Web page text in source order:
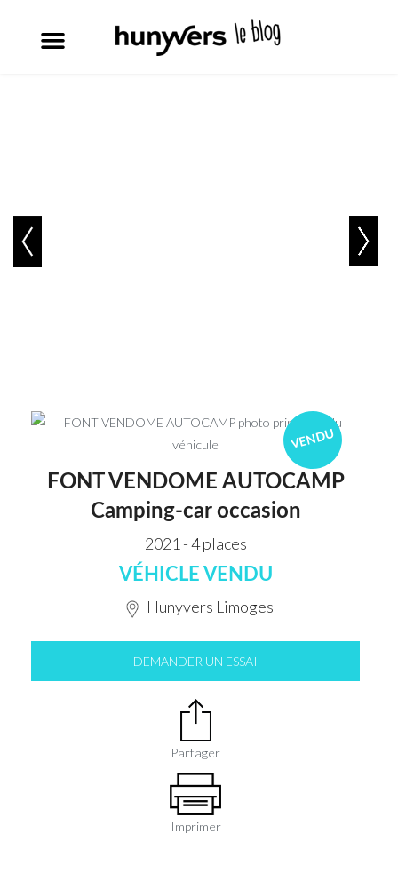
VENDU
FONT VENDOME AUTOCAMP
Camping-car occasion
2021 - 4 places
VÉHICLE VENDU
Hunyvers Limoges
DEMANDER UN ESSAI
Partager
Imprimer